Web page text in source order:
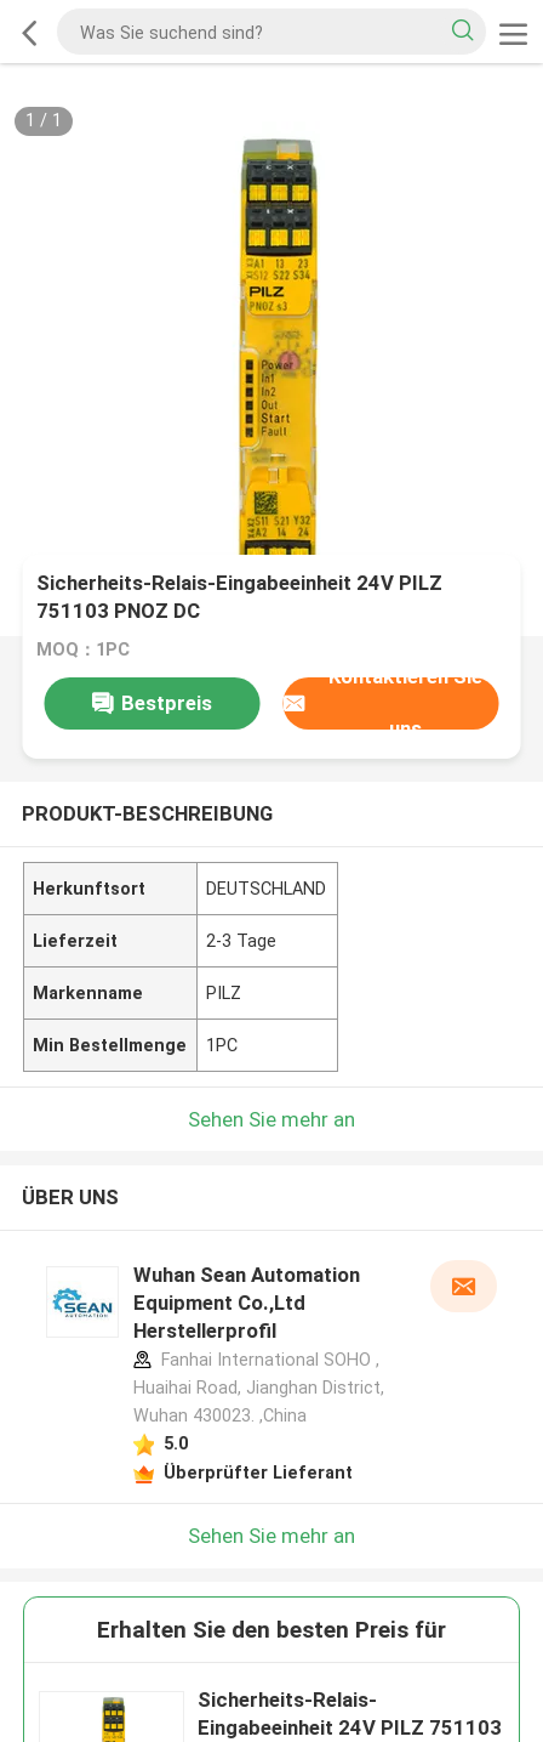
1 / 1
Sicherheits-Relais-Eingabeeinheit 24V PILZ
751103 PNOZ DC
MOQ：1PC
Bestpreis
Kontaktieren Sie
uns
PRODUKT-BESCHREIBUNG
Herkunftsort DEUTSCHLAND
Lieferzeit 2-3 Tage
Markenname PILZ
Min Bestellmenge 1PC
Sehen Sie mehr an
ÜBER UNS
Wuhan Sean Automation
Equipment Co.,Ltd
Herstellerprofil
Fanhai International SOHO ,
Huaihai Road, Jianghan District,
Wuhan 430023. ,China
5.0
Überprüfter Lieferant
Sehen Sie mehr an
Erhalten Sie den besten Preis für
Sicherheits-Relais-
Eingabeeinheit 24V PILZ 751103